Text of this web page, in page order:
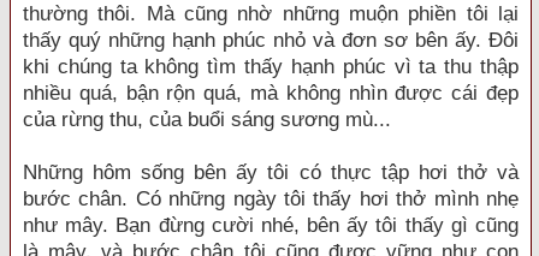
thường thôi. Mà cũng nhờ những muộn phiền tôi lại
thấy quý những hạnh phúc nhỏ và đơn sơ bên ấy. Đôi
khi chúng ta không tìm thấy hạnh phúc vì ta thu thập
nhiều quá, bận rộn quá, mà không nhìn được cái đẹp
của rừng thu, của buổi sáng sương mù...
Những hôm sống bên ấy tôi có thực tập hơi thở và
bước chân. Có những ngày tôi thấy hơi thở mình nhẹ
như mây. Bạn đừng cười nhé, bên ấy tôi thấy gì cũng